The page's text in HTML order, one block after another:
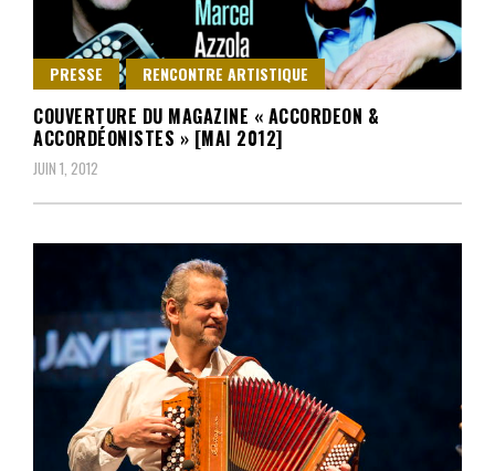
PRESSE RENCONTRE ARTISTIQUE
COUVERTURE DU MAGAZINE « ACCORDEON &
ACCORDÉONISTES » [MAI 2012]
JUIN 1, 2012